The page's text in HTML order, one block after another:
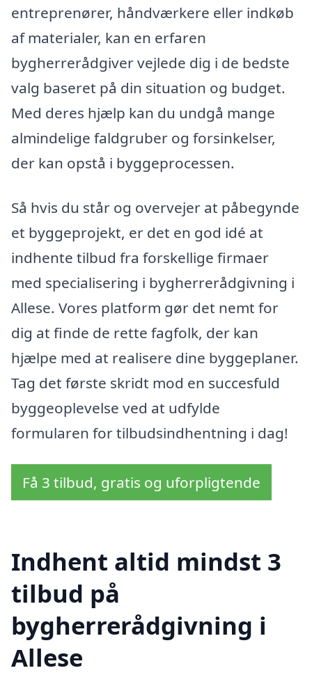
entreprenører, håndværkere eller indkøb
af materialer, kan en erfaren
bygherrerådgiver vejlede dig i de bedste
valg baseret på din situation og budget.
Med deres hjælp kan du undgå mange
almindelige faldgruber og forsinkelser,
der kan opstå i byggeprocessen.
Så hvis du står og overvejer at påbegynde
et byggeprojekt, er det en god idé at
indhente tilbud fra forskellige firmaer
med specialisering i bygherrerådgivning i
Allese. Vores platform gør det nemt for
dig at finde de rette fagfolk, der kan
hjælpe med at realisere dine byggeplaner.
Tag det første skridt mod en succesfuld
byggeoplevelse ved at udfylde
formularen for tilbudsindhentning i dag!
Få 3 tilbud, gratis og uforpligtende
Indhent altid mindst 3
tilbud på
bygherrerådgivning i
Allese